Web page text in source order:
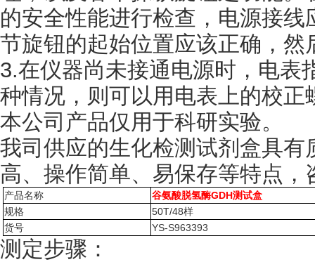
的安全性能进行检查，电源接
节旋钮的起始位置应该正确，然
3.在仪器尚未接通电源时，电表
种情况，则可以用电表上的校正
本公司产品仅用于科研实验。
我司供应的生化检测试剂盒具
高、操作简单、易保存等特点，
产品名称
谷氨酸脱氢酶GDH测试盒
规格
50T/48样
货号
YS-S963393
测定步骤：